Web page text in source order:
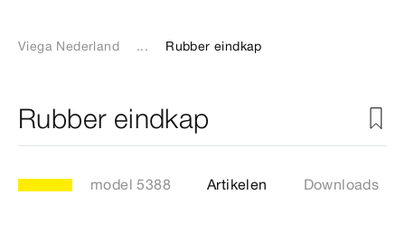
Viega Nederland ... Rubber eindkap
Rubber eindkap
model 5388 Artikelen Downloads